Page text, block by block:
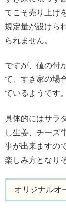
てこそ売り上げ
規定量が設けら
られません。
ですが、値の付
て、すき家の場
ているようです。
具体的にはサラ
し生姜、チーズ
事が出来ますの
楽しみ方となり
オリジナルオ